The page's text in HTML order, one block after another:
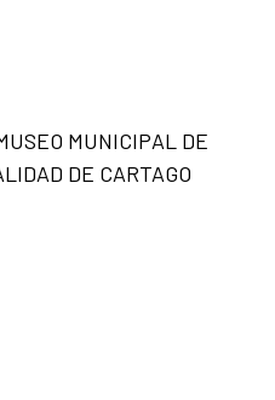
MUNICIPAL DE
DE CARTAGO